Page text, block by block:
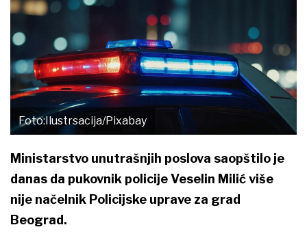
Foto:Ilustrsacija/Pixabay
Ministarstvo unutrašnjih poslova saopštilo je
danas da pukovnik policije Veselin Milić više
nije načelnik Policijske uprave za grad
Beograd.